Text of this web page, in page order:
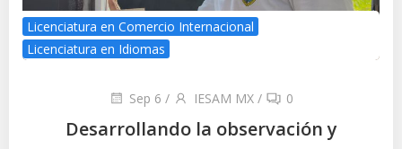
Licenciatura en Comercio Internacional
Licenciatura en Idiomas
Sep 6 / IESAM MX / 0
Desarrollando la observación y